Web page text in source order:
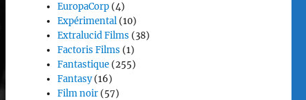
EuropaCorp (4)
Expérimental (10)
Extralucid Films (38)
Factoris Films (1)
Fantastique (255)
Fantasy(16)
Film noir (57)